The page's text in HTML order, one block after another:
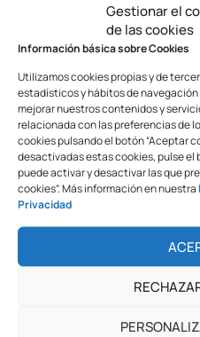
Gestionar el
de las cookies
Información básica sobre Cookies
Utilizamos cookies propias y de
estadísticos y hábitos de navegación
mejorar nuestros contenidos y
relacionada con las preferencias de
cookies pulsando el botón “Aceptar
desactivadas estas cookies, pulse el
puede activar y desactivar las que
cookies”. Más información en nuestra
Privacidad
Contacta